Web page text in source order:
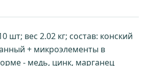
шт; вес 2.02 кг; состав: конский
+ микроэлементы в
- медь, цинк, марганец